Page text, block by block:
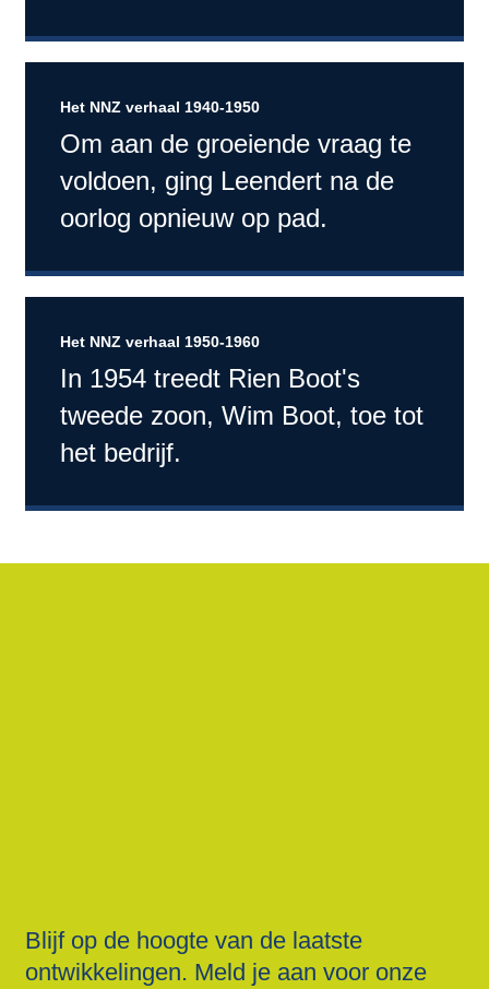
Het NNZ verhaal 1940-1950
Om aan de groeiende vraag te
voldoen, ging Leendert na de
oorlog opnieuw op pad.
Het NNZ verhaal 1950-1960
In 1954 treedt Rien Boot's
tweede zoon, Wim Boot, toe tot
het bedrijf.
Blijf op de hoogte van de laatste
ontwikkelingen. Meld je aan voor onze